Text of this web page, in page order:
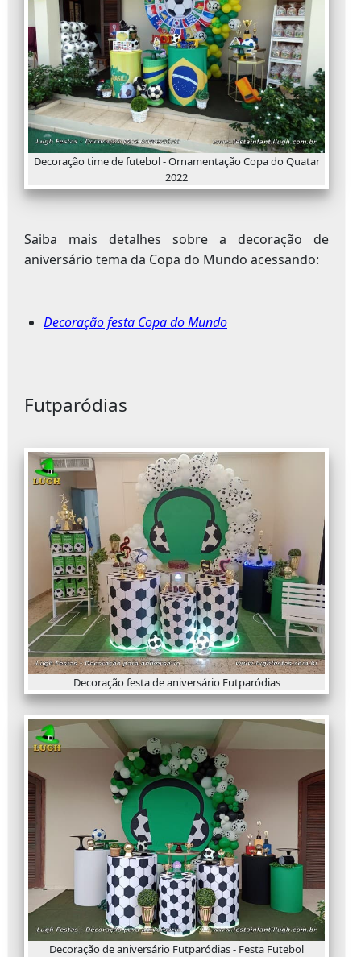
Decoração time de futebol - Ornamentação Copa do Quatar
2022
Saiba mais detalhes sobre a decoração de
aniversário tema da Copa do Mundo acessando:
Decoração festa Copa do Mundo
Futparódias
Decoração festa de aniversário Futparódias
Decoração de aniversário Futparódias - Festa Futebol